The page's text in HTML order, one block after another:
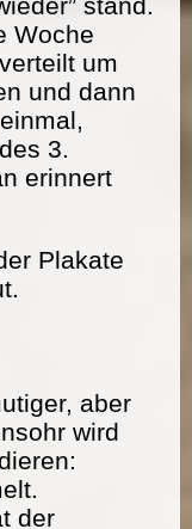
Woche
um
und dann
3.
erinnert
Plakate
aber
wird
der